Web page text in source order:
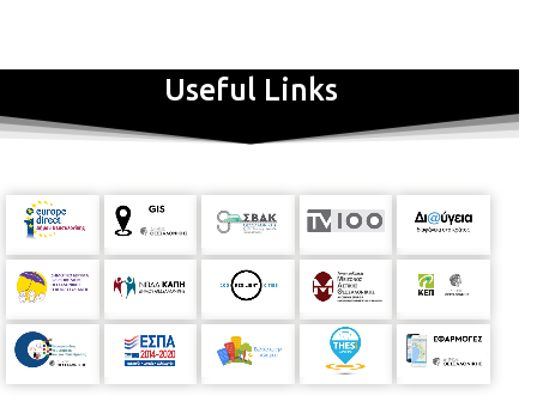
Useful Links